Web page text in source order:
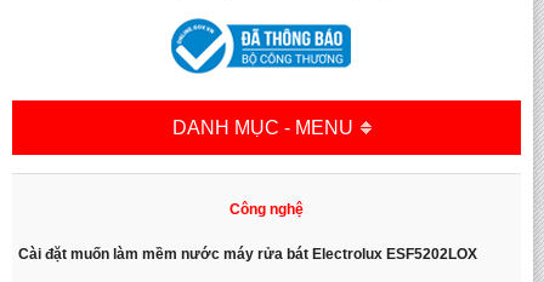
DANH MỤC - MENU
Công nghệ
Cài đặt muốn làm mềm nước máy rửa bát Electrolux ESF5202LOX